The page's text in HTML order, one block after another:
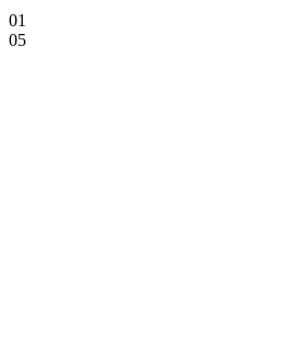
01
05